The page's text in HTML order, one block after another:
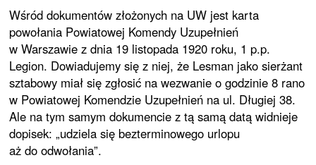
Wśród dokumentów złożonych na UW jest karta
powołania Powiatowej Komendy Uzupełnień
w Warszawie z dnia 19 listopada 1920 roku, 1 p.p.
Legion. Dowiadujemy się z niej, że Lesman jako sierżant
sztabowy miał się zgłosić na wezwanie o godzinie 8 rano
w Powiatowej Komendzie Uzupełnień na ul. Długiej 38.
Ale na tym samym dokumencie z tą samą datą widnieje
dopisek: „udziela się bezterminowego urlopu
aż do odwołania”.